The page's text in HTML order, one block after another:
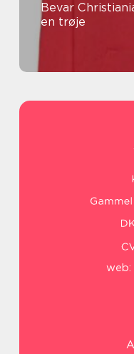
Bevar
en trøje
web: